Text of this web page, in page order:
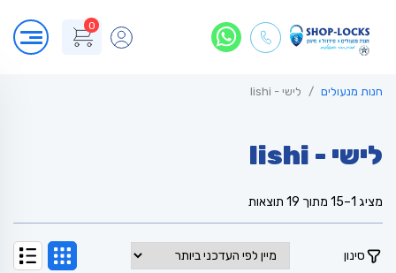
0
חנות מנעולים לישי - lishi
לישי - lishi
מציג 1–15 מתוך 19 תוצאות
העדכני
ביותר
סינון